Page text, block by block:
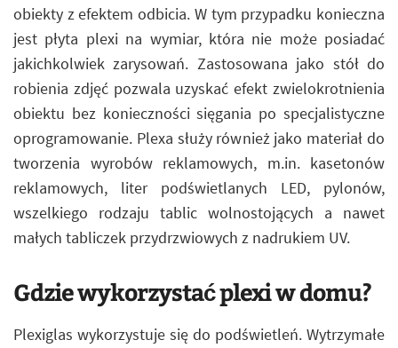
obiekty z efektem odbicia. W tym przypadku konieczna
jest płyta plexi na wymiar, która nie może posiadać
jakichkolwiek zarysowań. Zastosowana jako stół do
robienia zdjęć pozwala uzyskać efekt zwielokrotnienia
obiektu bez konieczności sięgania po specjalistyczne
oprogramowanie. Plexa służy również jako materiał do
tworzenia wyrobów reklamowych, m.in. kasetonów
reklamowych, liter podświetlanych LED, pylonów,
wszelkiego rodzaju tablic wolnostojących a nawet
małych tabliczek przydrzwiowych z nadrukiem UV.
Gdzie wykorzystać plexi w domu?
Plexiglas wykorzystuje się do podświetleń. Wytrzymałe